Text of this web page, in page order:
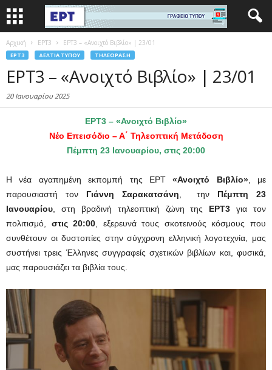
Αρχική EΡΤ3 ΕΡΤ3 – «Ανοιχτό Βιβλίο» | 23/01
EΡΤ3 ΔΕΛΤΊΑ ΤΎΠΟΥ ΤΗΛΕΌΡΑΣΗ
ΕΡΤ3 – «Ανοιχτό Βιβλίο» | 23/01
20 Ιανουαρίου 2025
ΕΡΤ3 – «Ανοιχτό Βιβλίο»
Νέο Επεισόδιο – Α΄ Τηλεοπτική Μετάδοση
Πέμπτη 23 Ιανουαρίου, στις 20:00
Η νέα αγαπημένη εκπομπή της ΕΡΤ«Ανοιχτό Βιβλίο», με
παρουσιαστή τον Γιάννη Σαρακατσάνη , την Πέμπτη 23
Ιανουαρίου , στη βραδινή τηλεοπτική ζώνη της ΕΡΤ3 για τον
πολιτισμό, στις 20:00
εξερευνά τους σκοτεινούς κόσμους που
συνθέτουν οι δυστοπίες στην σύγχρονη ελληνική λογοτεχνία, μας
συστήνει τρεις Έλληνες συγγραφείς σχετικών βιβλίων και, φυσικά,
μας παρουσιάζει τα βιβλία τους.